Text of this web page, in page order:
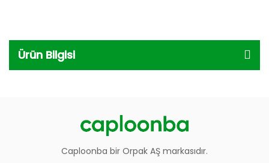
Ürün Bilgisi
Caploonba bir Orpak AŞ markasıdır.